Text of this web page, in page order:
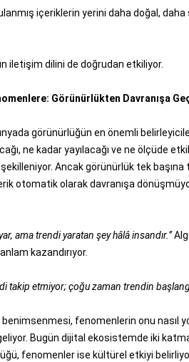
içeriklerin yerini daha doğal,
iletişim dilini de doğrudan etkiliyor.
Görünürlükten Davranışa
görünürlüğün en önemli
ne kadar yayılacağı ve ne ölçüde
Ancak görünürlük tek
otomatik olarak davranışa
ama trendi yaratan şey hâlâ insandır.”
kazandırıyor.
takip etmiyor; çoğu zaman trendin
fenomenlerin onu nasıl
Bugün dijital ekosistemde iki
fenomenler ise kültürel etkiyi